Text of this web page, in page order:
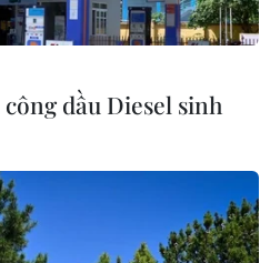
dầu Diesel sinh